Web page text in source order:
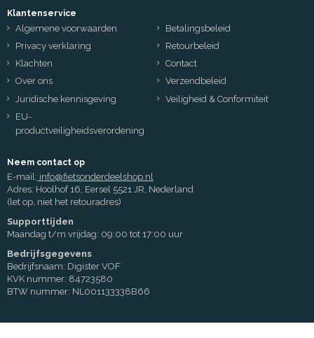
Klantenservice
Algemene voorwaarden
Betalingsbeleid
Privacy verklaring
Retourbeleid
Klachten
Contact
Over ons
Verzendbeleid
Juridische kennisgeving
Veiligheid & Conformiteit
EU-
productveiligheidsverordening
Neem contact op
E-mail: info@fietsonderdeelshop.nl
Adres: Hoolhof 16, Eersel 5521 JR, Nederland
(let op, niet het retouradres)
Supporttijden
Maandag t/m vrijdag: 09:00 tot 17:00 uur
Bedrijfsgegevens
Bedrijfsnaam: Digister VOF
KVK nummer: 84723580
BTW nummer: NL001133338B66